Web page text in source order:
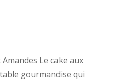
Le cake aux
gourmandise qui